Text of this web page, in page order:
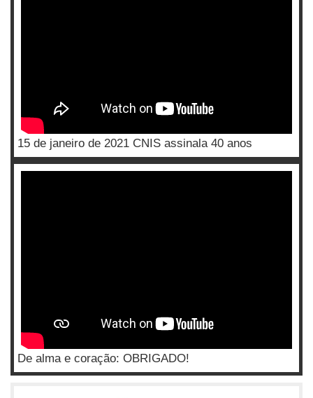
15 de janeiro de 2021 CNIS assinala 40 anos
De alma e coração: OBRIGADO!